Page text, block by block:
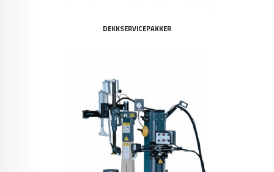
DEKKSERVICEPAKKER